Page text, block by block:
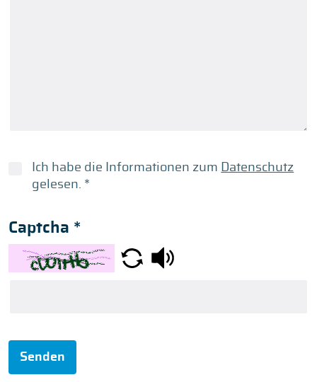
Ich habe die Informationen zum Datenschutz
gelesen. *
Captcha *
Senden